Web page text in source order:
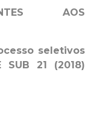
AOS
seletivos
21 (2018)